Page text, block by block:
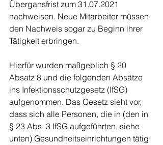
Übergansfrist zum 31.07.2021
nachweisen. Neue Mitarbeiter müssen
den Nachweis sogar zu Beginn ihrer
Tätigkeit erbringen.
Hierfür wurden maßgeblich § 20
Absatz 8 und die folgenden Absätze
ins Infektionsschutzgesetz (IfSG)
aufgenommen. Das Gesetz sieht vor,
dass sich alle Personen, die in (den in
§ 23 Abs. 3 IfSG aufgeführten, siehe
unten) Gesundheitseinrichtungen tätig